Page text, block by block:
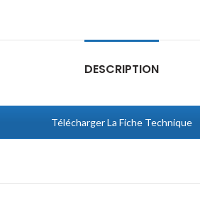
DESCRIPTION
Télécharger La Fiche Technique